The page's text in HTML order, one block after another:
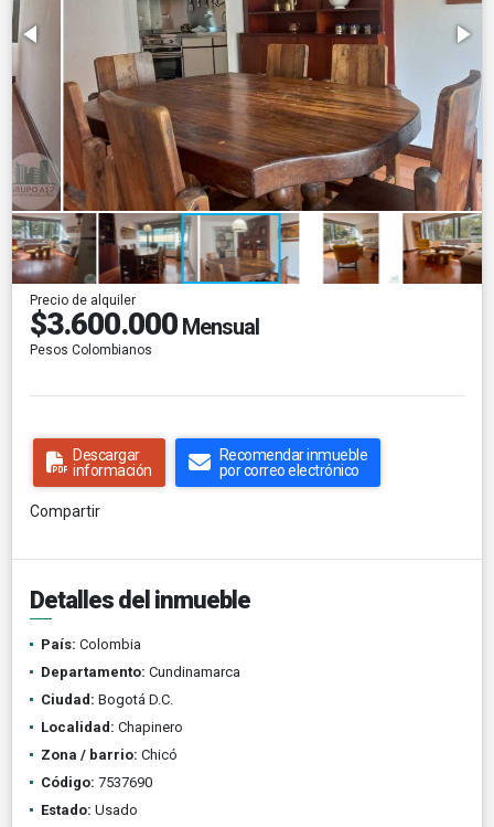
Precio de alquiler
$3.600.000 Mensual
Pesos Colombianos
Descargar
información
Recomendar inmueble
por correo electrónico
Compartir
Detalles del inmueble
País: Colombia
Departamento: Cundinamarca
Ciudad: Bogotá D.C.
Localidad: Chapinero
Zona / barrio: Chicó
Código: 7537690
Estado: Usado